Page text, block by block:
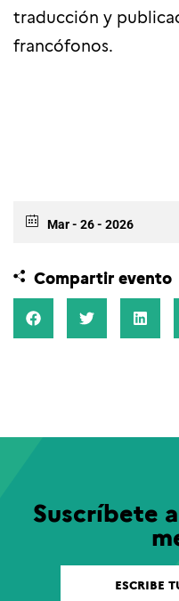
traducción y
francófonos.
Mar - 26 - 2026
Compartir evento
Suscríbete